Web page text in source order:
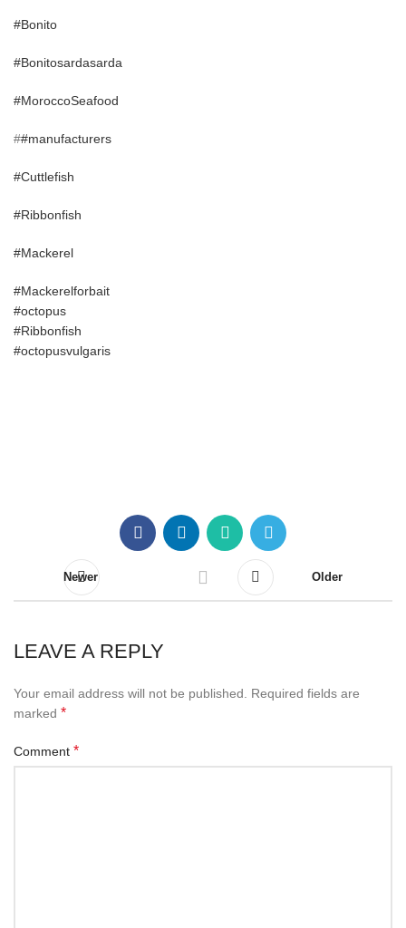
#Bonito
#Bonitosardasarda
#MoroccoSeafood
##manufacturers
#Cuttlefish
#Ribbonfish
#Mackerel
#Mackerelforbait
#octopus
#Ribbonfish
#octopusvulgaris
Newer Older
LEAVE A REPLY
Your email address will not be published.
Required fields are
marked *
Comment *